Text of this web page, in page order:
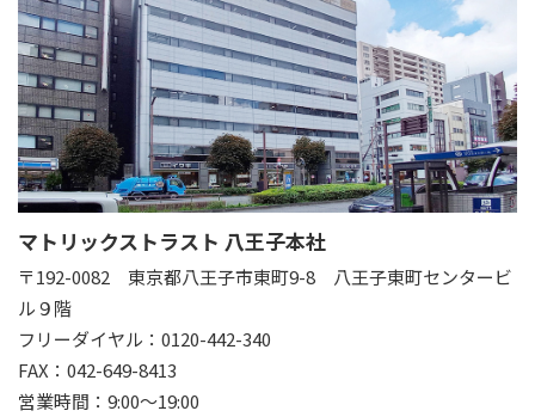
マトリックストラスト 八王子本社
〒192-0082 東京都八王子市東町9-8 八王子東町センタービ
ル９階
フリーダイヤル：0120-442-340
FAX：042-649-8413
営業時間：9:00～19:00